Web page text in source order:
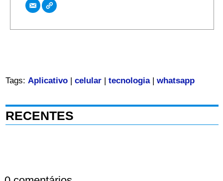
Tags: Aplicativo| celular| tecnologia| whatsapp
RECENTES